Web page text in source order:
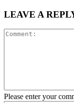
LEAVE A
Please enter your